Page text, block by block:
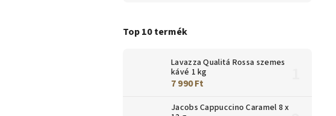
Top 10 termék
Lavazza Qualitá Rossa szemes
kávé 1 kg
7 990 Ft
Jacobs Cappuccino Caramel 8 x